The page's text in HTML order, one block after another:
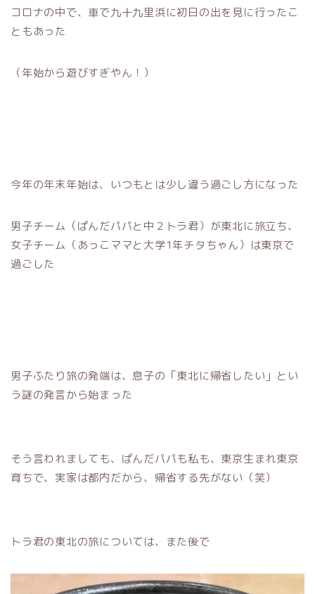
コロナの中で、車で九十九里浜に初日の出を見に行ったこ
ともあった
（年始から遊びすぎやん！）
今年の年末年始は、いつもとは少し違う過ごし方になった
男子チーム（ぱんだパパと中２トラ君）が東北に旅立ち、
女子チーム（あっこママと大学1年チタちゃん）は東京で
過ごした
男子ふたり旅の発端は、息子の「東北に帰省したい」とい
う謎の発言から始まった
そう言われましても、ぱんだパパも私も、東京生まれ東京
育ちで、実家は都内だから、帰省する先がない（笑）
トラ君の東北の旅については、また後で